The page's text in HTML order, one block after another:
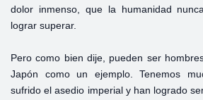
dolor inmenso, que la humanidad
lograr superar.
Pero como bien dije, pueden ser
Japón como un ejemplo. Tenemos
sufrido el asedio imperial y han logrado